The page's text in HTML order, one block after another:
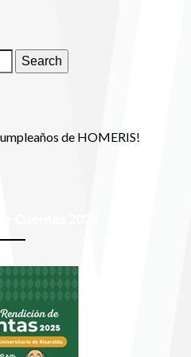
Search
de HOMERIS!